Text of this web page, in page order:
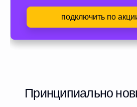
подключить по
Принципиально